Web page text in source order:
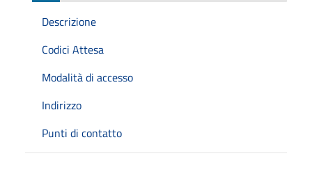
Descrizione
Codici Attesa
Modalità di accesso
Indirizzo
Punti di contatto